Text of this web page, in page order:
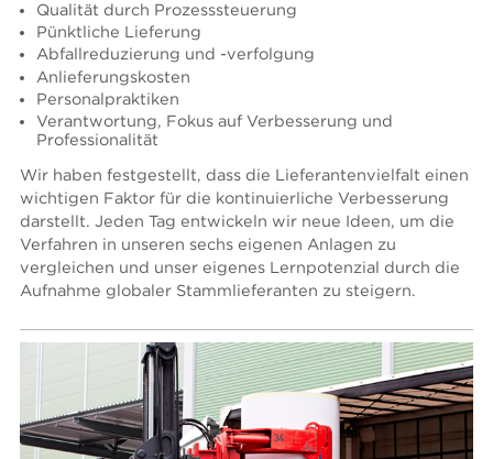
Qualität durch Prozesssteuerung
Pünktliche Lieferung
Abfallreduzierung und -verfolgung
Anlieferungskosten
Personalpraktiken
Verantwortung, Fokus auf Verbesserung und
Professionalität
Wir haben festgestellt, dass die Lieferantenvielfalt einen
wichtigen Faktor für die kontinuierliche Verbesserung
darstellt. Jeden Tag entwickeln wir neue Ideen, um die
Verfahren in unseren sechs eigenen Anlagen zu
vergleichen und unser eigenes Lernpotenzial durch die
Aufnahme globaler Stammlieferanten zu steigern.